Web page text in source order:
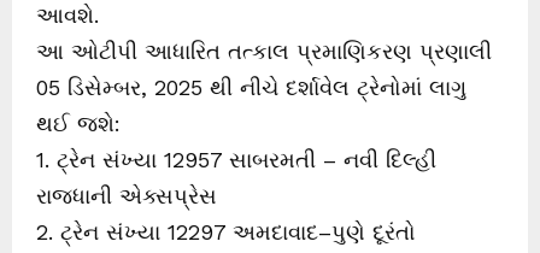
આવશે.
આ ઓટીપી આધારિત તત્કાલ પ્રમાણિકરણ પ્રણાલી
05 ડિસેમ્બર, 2025 થી નીચે દર્શાવેલ ટ્રેનોમાં લાગુ
થઈ જશે:
1. ટ્રેન સંખ્યા 12957 સાબરમતી – નવી દિલ્હી
રાજધાની એક્સપ્રેસ
2. ટ્રેન સંખ્યા 12297 અમદાવાદ–પુણે દૂરંતો